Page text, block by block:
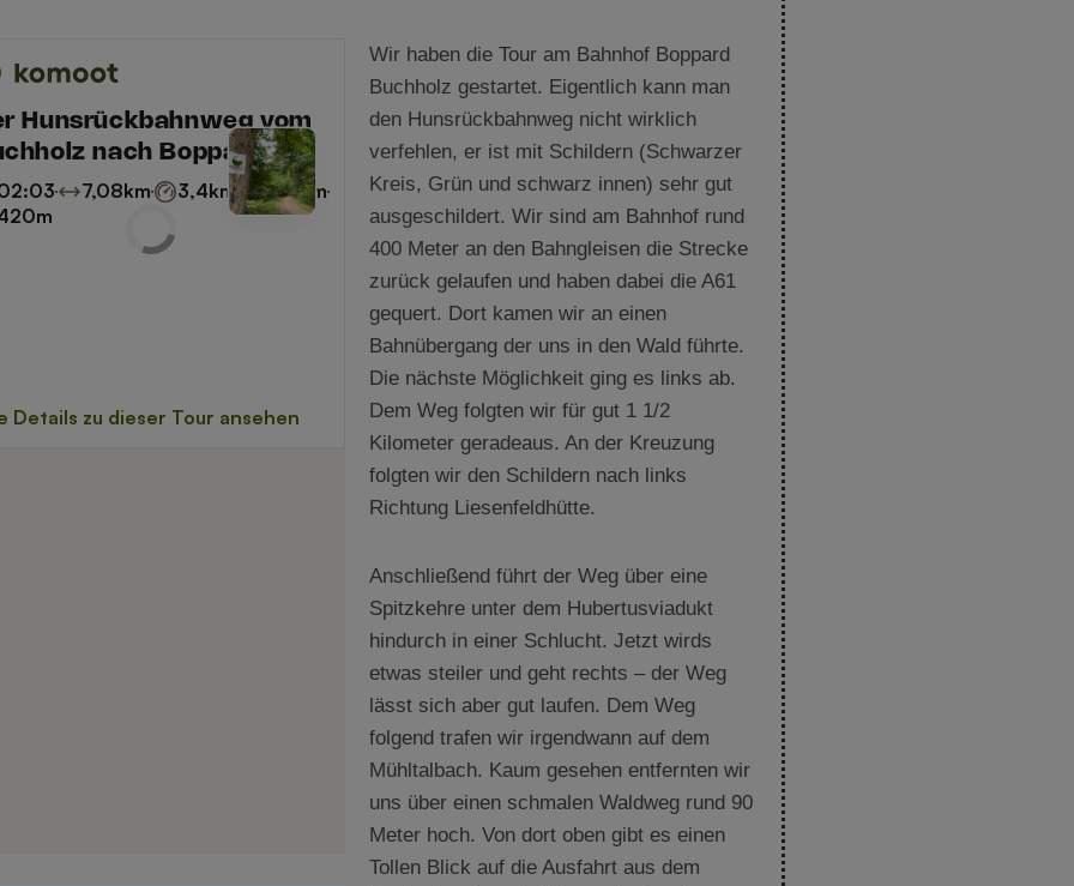
Wir haben die Tour am Bahnhof Boppard
Buchholz gestartet. Eigentlich kann man
den Hunsrückbahnweg nicht wirklich
verfehlen, er ist mit Schildern (Schwarzer
Kreis, Grün und schwarz innen) sehr gut
ausgeschildert. Wir sind am Bahnhof rund
400 Meter an den Bahngleisen die Strecke
zurück gelaufen und haben dabei die A61
gequert. Dort kamen wir an einen
Bahnübergang der uns in den Wald führte.
Die nächste Möglichkeit ging es links ab.
Dem Weg folgten wir für gut 1 1/2
Kilometer geradeaus. An der Kreuzung
folgten wir den Schildern nach links
Richtung Liesenfeldhütte.
Anschließend führt der Weg über eine
Spitzkehre unter dem Hubertusviadukt
hindurch in einer Schlucht. Jetzt wirds
etwas steiler und geht rechts – der Weg
lässt sich aber gut laufen. Dem Weg
folgend trafen wir irgendwann auf dem
Mühltalbach. Kaum gesehen entfernten wir
uns über einen schmalen Waldweg rund 90
Meter hoch. Von dort oben gibt es einen
Tollen Blick auf die Ausfahrt aus dem